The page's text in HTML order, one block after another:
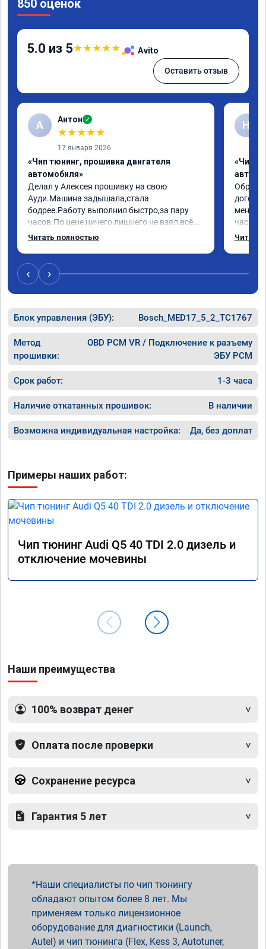
850 оценок
5.0 из 5★★★★★ Avito
Оставить отзыв
А Антон ✓
★★★★★
17 января 2026
«Чип тюнинг, прошивка двигателя
автомобиля»
Делал у Алексея прошивку на свою
Ауди.Машина задышала,стала
бодрее.Работу выполнил быстро,за пару
часов.По цене ничего лишнего не взял,всё
как договаривались заранее.После работы
случае поломки авто.Однозначно
рекомендую Алексея как грамотного
специалиста!
Читать полностью
Н
«Чип
меня
час
Арман
Читать
‹ ›
Блок управления (ЭБУ): Bosch_MED17_5_2_TC1767
Метод
прошивки:
OBD PCM VR / Подключение к разъему
ЭБУ PCM
Срок работ: 1-3 часа
Наличие откатанных прошивок: В наличии
Возможна индивидуальная настройка: Да, без доплат
Примеры наших работ:
Чип тюнинг Audi Q5 40 TDI 2.0 дизель и
отключение мочевины
Наши преимущества
100% возврат денег
Оплата после проверки
Сохранение ресурса
Гарантия 5 лет
Наши специалисты по чип тюнингу
обладают опытом более 8 лет. Мы
применяем только лицензионное
оборудование для диагностики (Launch,
Autel) и чип тюнинга (Flex, Kess 3, Autotuner,